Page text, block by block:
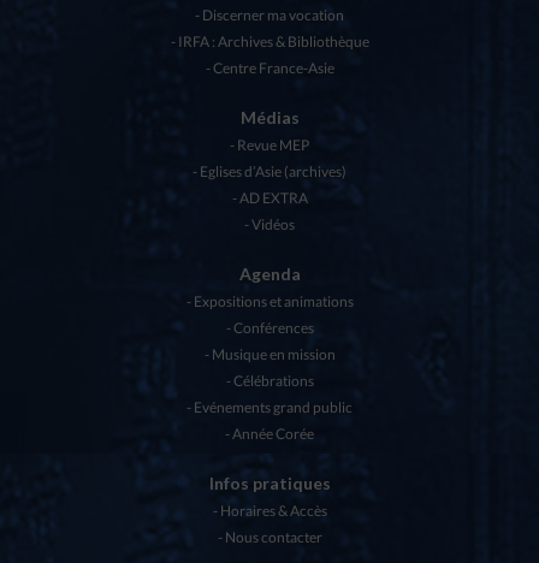
Discerner ma vocation
IRFA : Archives & Bibliothèque
Centre France-Asie
Médias
Revue MEP
Eglises d’Asie (archives)
AD EXTRA
Vidéos
Agenda
Expositions et animations
Conférences
Musique en mission
Célébrations
Evénements grand public
Année Corée
Infos pratiques
Horaires & Accès
Nous contacter